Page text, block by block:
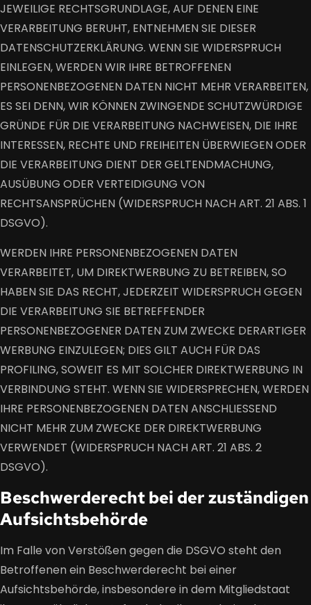
JEWEILIGE RECHTSGRUNDLAGE, AUF DENEN EINE
VERARBEITUNG BERUHT, ENTNEHMEN SIE DIESER
DATENSCHUTZERKLÄRUNG. WENN SIE WIDERSPRUCH
EINLEGEN, WERDEN WIR IHRE BETROFFENEN
PERSONENBEZOGENEN DATEN NICHT MEHR VERARBEITEN,
ES SEI DENN, WIR KÖNNEN ZWINGENDE SCHUTZWÜRDIGE
GRÜNDE FÜR DIE VERARBEITUNG NACHWEISEN, DIE IHRE
INTERESSEN, RECHTE UND FREIHEITEN ÜBERWIEGEN ODER
DIE VERARBEITUNG DIENT DER GELTENDMACHUNG,
AUSÜBUNG ODER VERTEIDIGUNG VON
RECHTSANSPRÜCHEN (WIDERSPRUCH NACH ART. 21 ABS. 1
DSGVO).
WERDEN IHRE PERSONENBEZOGENEN DATEN
VERARBEITET, UM DIREKTWERBUNG ZU BETREIBEN, SO
HABEN SIE DAS RECHT, JEDERZEIT WIDERSPRUCH GEGEN
DIE VERARBEITUNG SIE BETREFFENDER
PERSONENBEZOGENER DATEN ZUM ZWECKE DERARTIGER
WERBUNG EINZULEGEN; DIES GILT AUCH FÜR DAS
PROFILING, SOWEIT ES MIT SOLCHER DIREKTWERBUNG IN
VERBINDUNG STEHT. WENN SIE WIDERSPRECHEN, WERDEN
IHRE PERSONENBEZOGENEN DATEN ANSCHLIESSEND
NICHT MEHR ZUM ZWECKE DER DIREKTWERBUNG
VERWENDET (WIDERSPRUCH NACH ART. 21 ABS. 2
DSGVO).
Beschwerde­recht bei der zuständigen
Aufsichts­behörde
Im Falle von Verstößen gegen die DSGVO steht den
Betroffenen ein Beschwerderecht bei einer
Aufsichtsbehörde, insbesondere in dem Mitgliedstaat